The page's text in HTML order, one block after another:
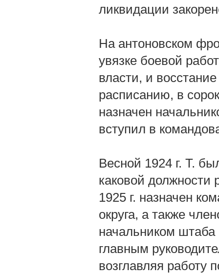
ликвидации
На антоновском
увязке боевой
власти, и
расписанию, в
назначен
вступил в
Весной 1924 г. Т.
каковой должности
1925 г. назначен
округа, а также
начальником штаба
главным
возглавляя работу